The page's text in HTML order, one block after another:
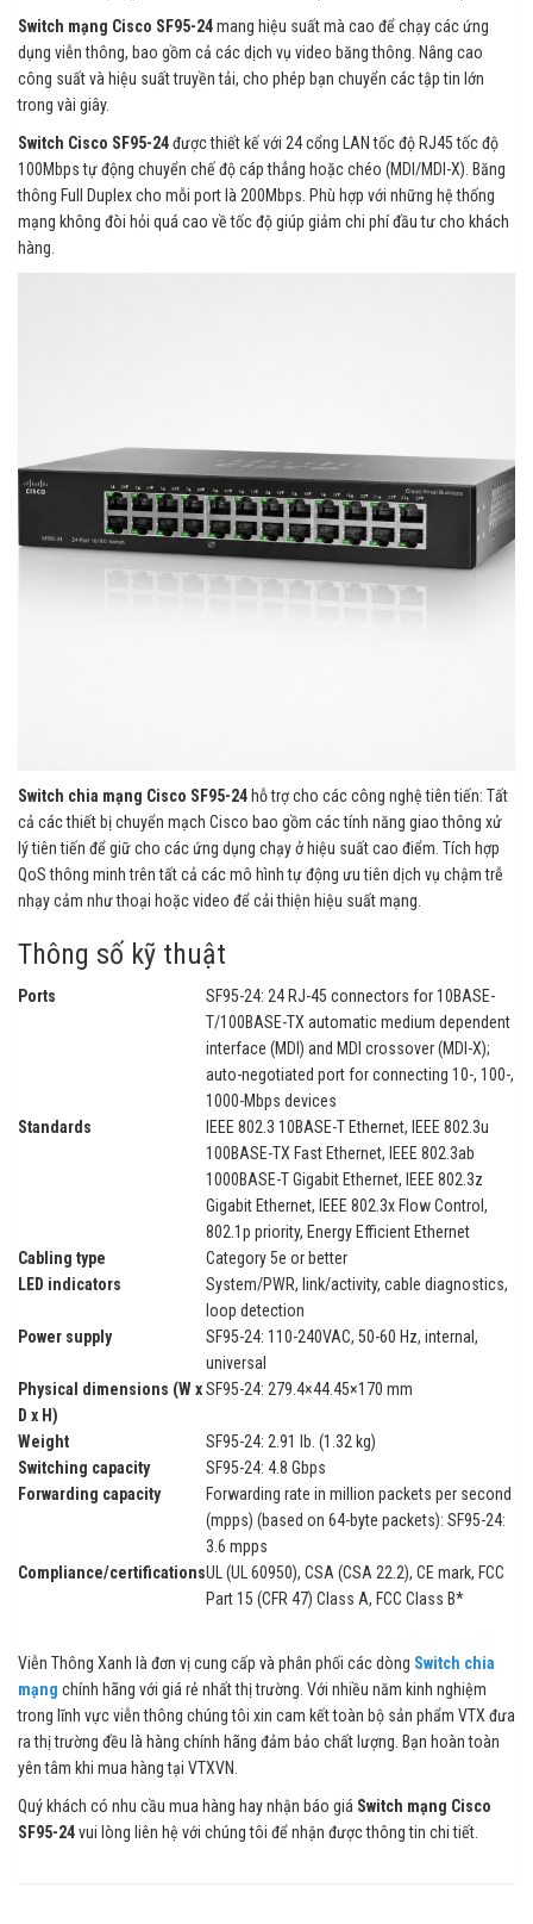
Switch mạng Cisco SF95-24mang hiệu suất mà cao để chạy các ứng
dụng viễn thông, bao gồm cả các dịch vụ video băng thông. Nâng cao
công suất và hiệu suất truyền tải, cho phép bạn chuyển các tập tin lớn
trong vài giây.
Switch Cisco SF95-24được thiết kế với 24 cổng LAN tốc độ RJ45 tốc độ
100Mbps tự động chuyển chế độ cáp thẳng hoặc chéo (MDI/MDI-X). Băng
thông Full Duplex cho mỗi port là 200Mbps. Phù hợp với những hệ thống
mạng không đòi hỏi quá cao về tốc độ giúp giảm chi phí đầu tư cho khách
hàng.
Switch chia mạng Cisco SF95-24 hỗ trợ cho các công nghệ tiên tiến: Tất
cả các thiết bị chuyển mạch Cisco bao gồm các tính năng giao thông xử
lý tiên tiến để giữ cho các ứng dụng chạy ở hiệu suất cao điểm. Tích hợp
QoS thông minh trên tất cả các mô hình tự động ưu tiên dịch vụ chậm trễ
nhạy cảm như thoại hoặc video để cải thiện hiệu suất mạng.
Thông số kỹ thuật
Ports
SF95-24: 24 RJ-45 connectors for 10BASE-
T/100BASE-TX automatic medium dependent
interface (MDI) and MDI crossover (MDI-X);
auto-negotiated port for connecting 10-, 100-,
1000-Mbps devices
Standards
IEEE 802.3 10BASE-T Ethernet, IEEE 802.3u
100BASE-TX Fast Ethernet, IEEE 802.3ab
1000BASE-T Gigabit Ethernet, IEEE 802.3z
Gigabit Ethernet, IEEE 802.3x Flow Control,
802.1p priority, Energy Efficient Ethernet
Cabling type
Category 5e or better
LED indicators
System/PWR, link/activity, cable diagnostics,
loop detection
Power supply
SF95-24: 110-240VAC, 50-60 Hz, internal,
universal
Physical dimensions (W x
D x H)
SF95-24: 279.4×44.45×170 mm
Weight
SF95-24: 2.91 lb. (1.32 kg)
Switching capacity
SF95-24: 4.8 Gbps
Forwarding capacity
Forwarding rate in million packets per second
(mpps) (based on 64-byte packets): SF95-24:
3.6 mpps
Compliance/certificationsUL (UL 60950), CSA (CSA 22.2), CE mark, FCC
Part 15 (CFR 47) Class A, FCC Class B*
Viễn Thông Xanh là đơn vị cung cấp và phân phối các dòng Switch chia
mạng chính hãng với giá rẻ nhất thị trường. Với nhiều năm kinh nghiệm
trong lĩnh vực viễn thông chúng tôi xin cam kết toàn bộ sản phẩm VTX đưa
ra thị trường đều là hàng chính hãng đảm bảo chất lượng. Bạn hoàn toàn
yên tâm khi mua hàng tại VTXVN.
Quý khách có nhu cầu mua hàng hay nhận báo giá Switch mạng Cisco
SF95-24vui lòng liên hệ với chúng tôi để nhận được thông tin chi tiết.